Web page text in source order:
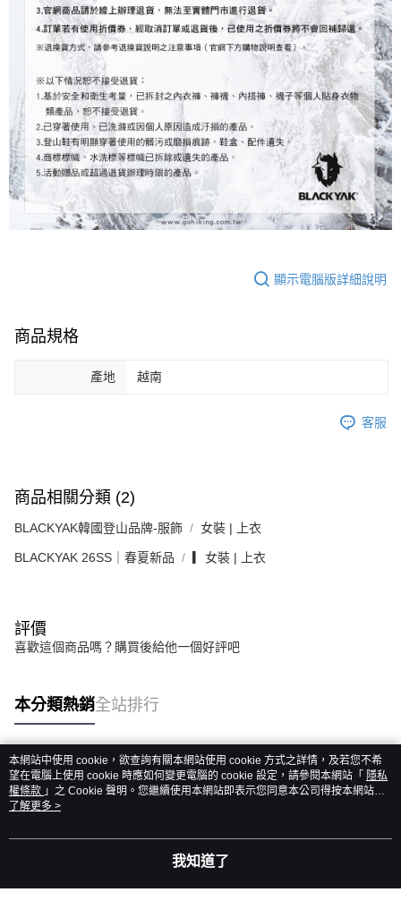
顯示電腦版詳細說明
商品規格
產地 越南
客服
商品相關分類 (2)
BLACKYAK韓國登山品牌-服飾 女裝 | 上衣
BLACKYAK 26SS｜春夏新品 ▎女裝 | 上衣
評價
喜歡這個商品嗎？購買後給他一個好評吧
本分類熱銷全站排行
熱門標籤
本網站中使用 cookie，欲查詢有關本網站使用 cookie 方式之詳情，及若您不希
望在電腦上使用 cookie 時應如何變更電腦的 cookie 設定，請參閱本網站「 隱私
權條款 」之 Cookie 聲明。您繼續使用本網站即表示您同意本公司得按本網站使
用條款之 Cookie 聲明使用 cookie。
了解更多 >
我知道了